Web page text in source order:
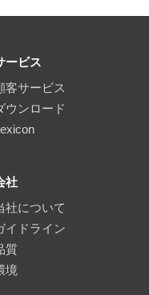
ービス
客サービス
ウンロード
社
社について
イドライン
質
境